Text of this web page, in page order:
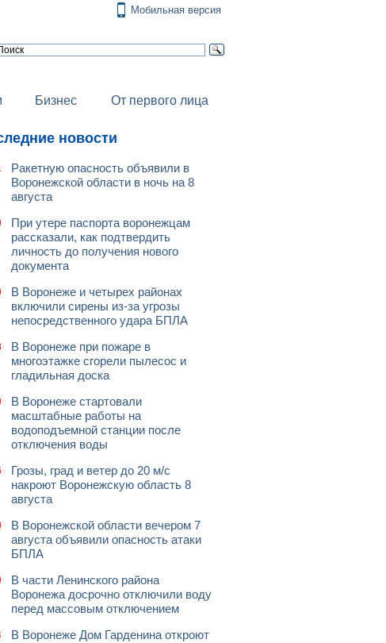
Мобильная версия
Бизнес От первого лица
новости
Ракетную опасность объявили в
Воронежской области в ночь на 8
августа
При утере паспорта воронежцам
рассказали, как подтвердить
личность до получения нового
документа
В Воронеже и четырех районах
включили сирены из-за угрозы
непосредственного удара БПЛА
В Воронеже при пожаре в
многоэтажке сгорели пылесос и
гладильная доска
В Воронеже стартовали
масштабные работы на
водоподъемной станции после
отключения воды
Грозы, град и ветер до 20 м/с
накроют Воронежскую область 8
августа
В Воронежской области вечером 7
августа объявили опасность атаки
БПЛА
В части Ленинского района
Воронежа досрочно отключили воду
перед массовым отключением
В Воронеже Дом Гарденина откроют